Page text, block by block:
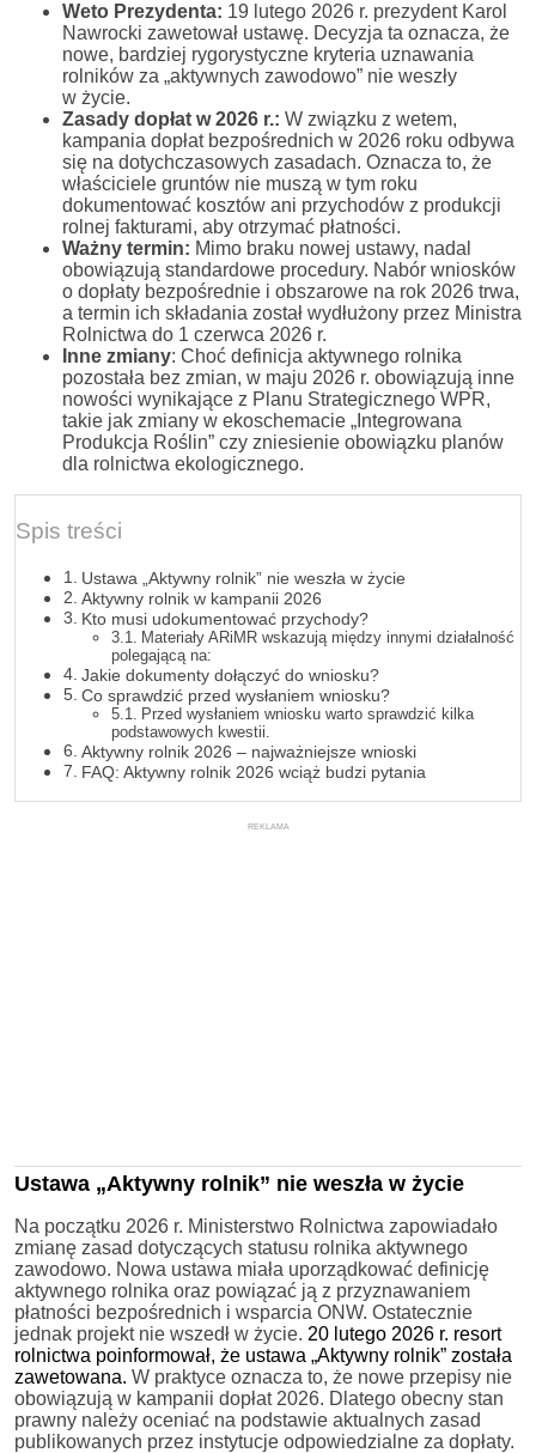
Weto Prezydenta: 19 lutego 2026 r. prezydent Karol
Nawrocki zawetował ustawę. Decyzja ta oznacza, że
nowe, bardziej rygorystyczne kryteria uznawania
rolników za „aktywnych zawodowo” nie weszły
w życie.
Zasady dopłat w 2026 r.: W związku z wetem,
kampania dopłat bezpośrednich w 2026 roku odbywa
się na dotychczasowych zasadach. Oznacza to, że
właściciele gruntów nie muszą w tym roku
dokumentować kosztów ani przychodów z produkcji
rolnej fakturami, aby otrzymać płatności.
Ważny termin: Mimo braku nowej ustawy, nadal
obowiązują standardowe procedury. Nabór wniosków
o dopłaty bezpośrednie i obszarowe na rok 2026 trwa,
a termin ich składania został wydłużony przez Ministra
Rolnictwa do 1 czerwca 2026 r.
Inne zmiany: Choć definicja aktywnego rolnika
pozostała bez zmian, w maju 2026 r. obowiązują inne
nowości wynikające z Planu Strategicznego WPR,
takie jak zmiany w ekoschemacie „Integrowana
Produkcja Roślin” czy zniesienie obowiązku planów
dla rolnictwa ekologicznego.
Spis treści
Ustawa „Aktywny rolnik” nie weszła w życie
Aktywny rolnik w kampanii 2026
Kto musi udokumentować przychody?
Materiały ARiMR wskazują między innymi działalność
polegającą na:
Jakie dokumenty dołączyć do wniosku?
Co sprawdzić przed wysłaniem wniosku?
Przed wysłaniem wniosku warto sprawdzić kilka
podstawowych kwestii.
Aktywny rolnik 2026 – najważniejsze wnioski
FAQ: Aktywny rolnik 2026 wciąż budzi pytania
REKLAMA
Ustawa „Aktywny rolnik” nie weszła w życie
Na początku 2026 r. Ministerstwo Rolnictwa zapowiadało
zmianę zasad dotyczących statusu rolnika aktywnego
zawodowo. Nowa ustawa miała uporządkować definicję
aktywnego rolnika oraz powiązać ją z przyznawaniem
płatności bezpośrednich i wsparcia ONW. Ostatecznie
jednak projekt nie wszedł w życie. 20 lutego 2026 r. resort
rolnictwa poinformował, że ustawa „Aktywny rolnik” została
zawetowana. W praktyce oznacza to, że nowe przepisy nie
obowiązują w kampanii dopłat 2026. Dlatego obecny stan
prawny należy oceniać na podstawie aktualnych zasad
publikowanych przez instytucje odpowiedzialne za dopłaty.